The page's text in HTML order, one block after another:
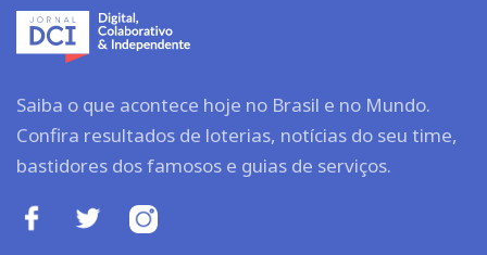
Saiba o que acontece hoje no Brasil e no Mundo.
Confira resultados de loterias, notícias do seu time,
bastidores dos famosos e guias de serviços.